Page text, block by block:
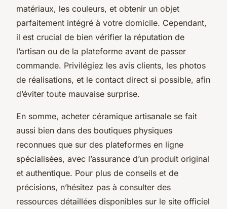
matériaux, les couleurs, et obtenir un objet
parfaitement intégré à votre domicile. Cependant,
il est crucial de bien vérifier la réputation de
l’artisan ou de la plateforme avant de passer
commande. Privilégiez les avis clients, les photos
de réalisations, et le contact direct si possible, afin
d’éviter toute mauvaise surprise.
En somme, acheter céramique artisanale se fait
aussi bien dans des boutiques physiques
reconnues que sur des plateformes en ligne
spécialisées, avec l’assurance d’un produit original
et authentique. Pour plus de conseils et de
précisions, n’hésitez pas à consulter des
ressources détaillées disponibles sur le site officiel